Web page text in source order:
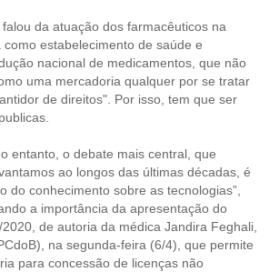
DE ÉTICA
da atuação dos farmacêuticos na
estabelecimento de saúde e
nacional de medicamentos, que não
uma mercadoria qualquer por se tratar
de direitos". Por isso, tem que ser
entanto, o debate mais central, que
ao longos das últimas décadas, é
do conhecimento sobre as tecnologias”,
a importância da apresentação do
de autoria da médica Jandira Feghali,
na segunda-feira (6/4), que permite
para concessão de licenças não